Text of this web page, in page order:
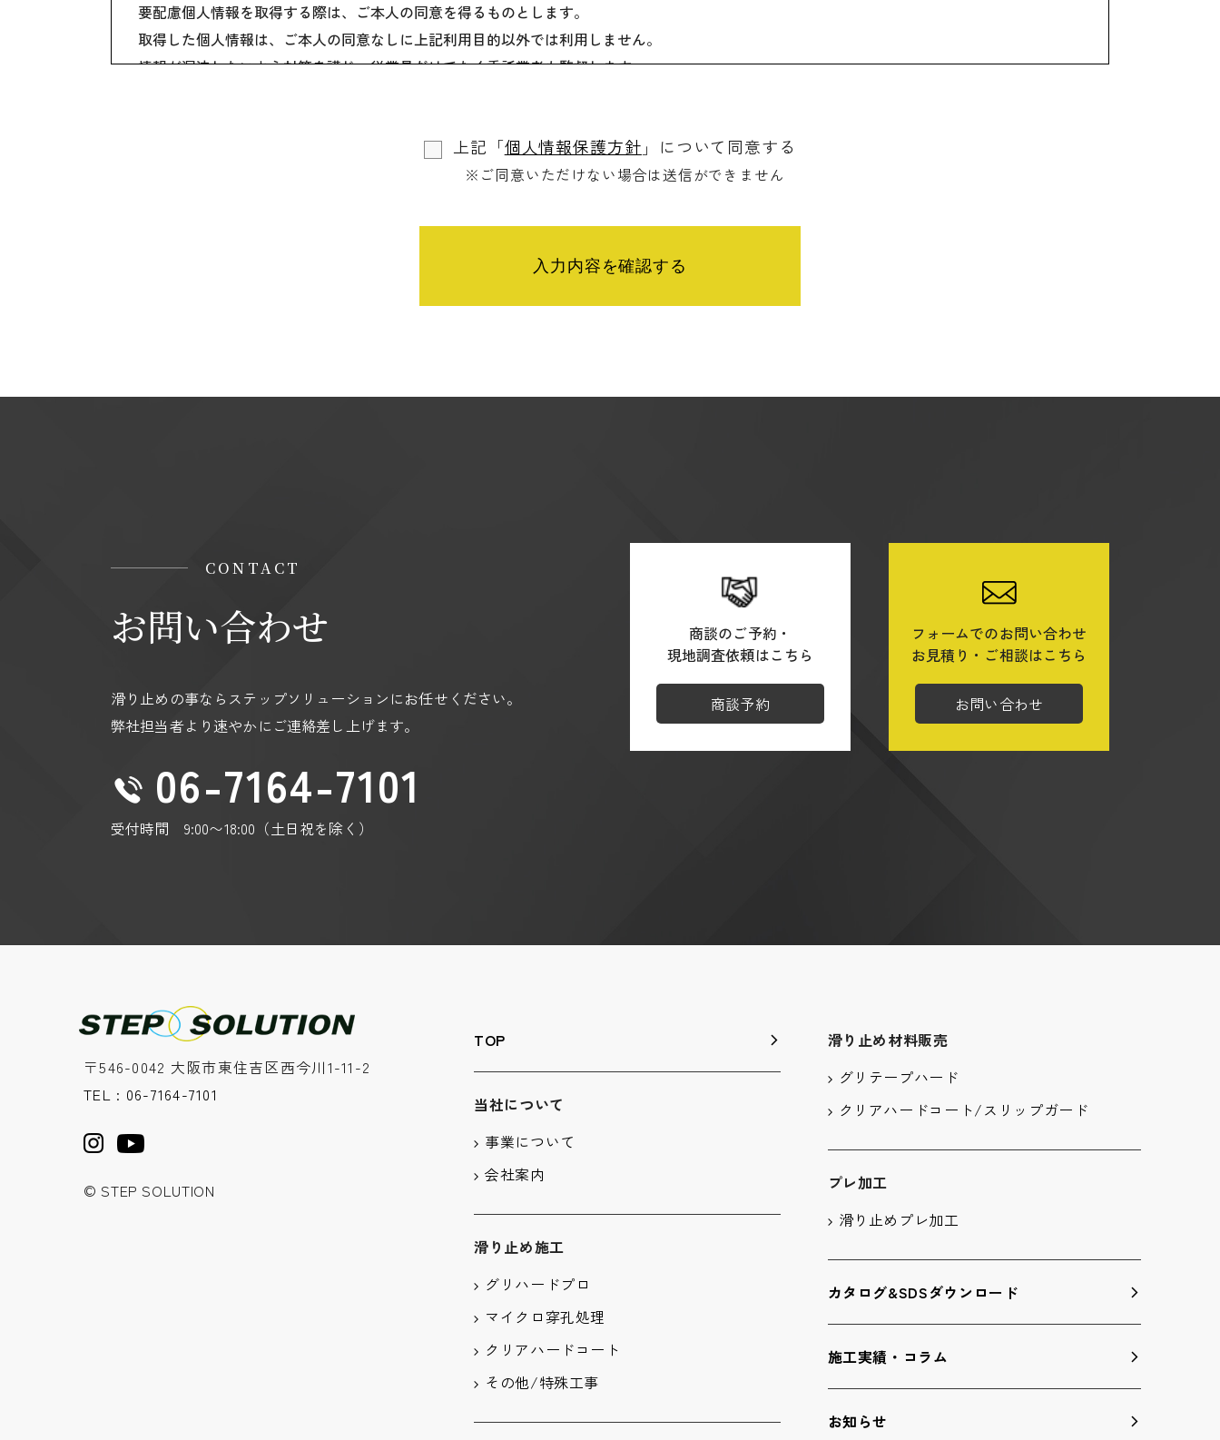
要配慮個人情報を取得する際は、ご本人の同意を得るものとします。
取得した個人情報は、ご本人の同意なしに上記利用目的以外では利用しません。
情報が漏洩しないよう対策を講じ、従業員だけでなく委託業者も監督します。
公開された個人情報が事実と異なる場合、訂正や削除に応じます。
個人情報の取り扱いに関する苦情に対し、適切・迅速に対処します。
【Googleアナリティクスの使用について】
みなします。
Googleのプライバシーポリシー
https://policies.google.com/privacy?hl=ja
上記「個人情報保護方針 」について同意する
※ご同意いただけない場合は送信ができません
CONTACT
お問い合わせ
滑り止めの事ならステップソリューションにお任せください。
弊社担当者より速やかにご連絡差し上げます。
06-7164-7101
受付時間 9:00〜18:00（土日祝を除く）
商談のご予約・
現地調査依頼はこちら
商談予約
フォームでのお問い合わせ
お見積り・ご相談はこちら
お問い合わせ
〒546-0042 大阪市東住吉区西今川1-11-2
TEL : 06-7164-7101
© STEP SOLUTION
TOP
当社について
事業について
会社案内
滑り止め施工
グリハードプロ
マイクロ穿孔処理
クリアハードコート
その他/特殊工事
滑り止め材料販売
グリテープハード
クリアハードコート/スリップガード
プレ加工
滑り止めプレ加工
カタログ&SDSダウンロード
施工実績・コラム
お知らせ